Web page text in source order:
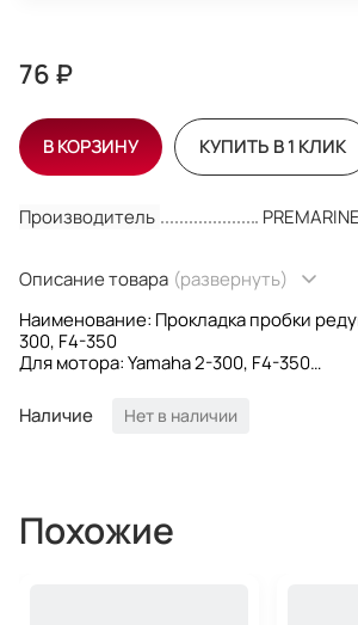
Производитель PREMARINE
Описание товара (развернуть)
Наименование: Прокладка пробки
300, F4-350
Для мотора: Yamaha 2-300, F4-350
OEM номер: 90430-08020; 90430-
9043008020
Наличие Нет в наличии
76 ₽
В КОРЗИНУ КУПИТЬ В 1 КЛИК
Похожие